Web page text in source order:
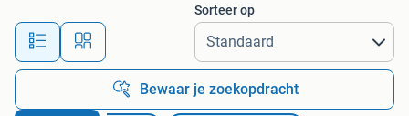
Alle afstanden…
Sorteer op
Bewaar je zoekopdracht